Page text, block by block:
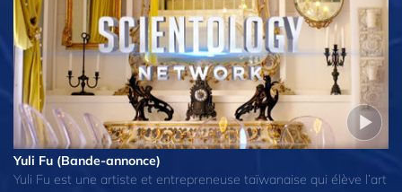
Yuli Fu (Bande-annonce)
Yuli Fu est une artiste et entrepreneuse taïwanaise qui élève l’art